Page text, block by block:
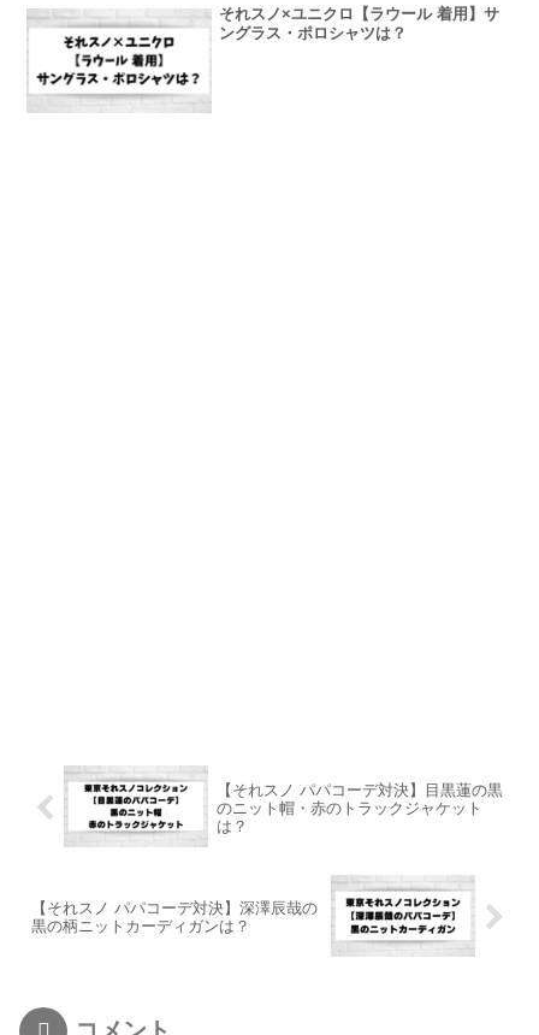
それスノ×ユニクロ【ラウール 着用】サ
ングラス・ポロシャツは？
【それスノ パパコーデ対決】目黒蓮の黒
のニット帽・赤のトラックジャケット
は？
【それスノ パパコーデ対決】深澤辰哉の
黒の柄ニットカーディガンは？